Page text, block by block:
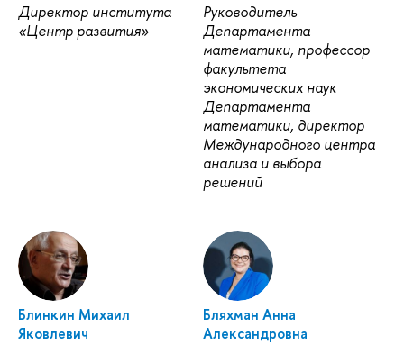
Директор института
«Центр развития»
Руководитель
Департамента
математики, профессор
факультета
экономических наук
Департамента
математики, директор
Международного центра
анализа и выбора
решений
Блинкин Михаил
Яковлевич
Бляхман Анна
Александровна